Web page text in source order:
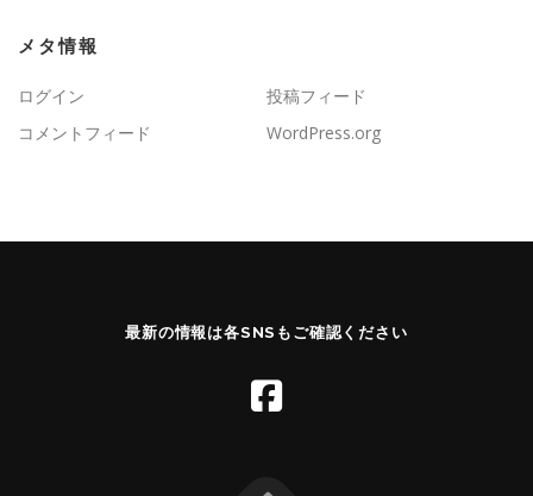
メタ情報
ログイン
投稿フィード
コメントフィード
WordPress.org
最新の情報は各SNSもご確認ください